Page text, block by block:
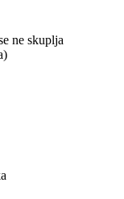
ne skuplja